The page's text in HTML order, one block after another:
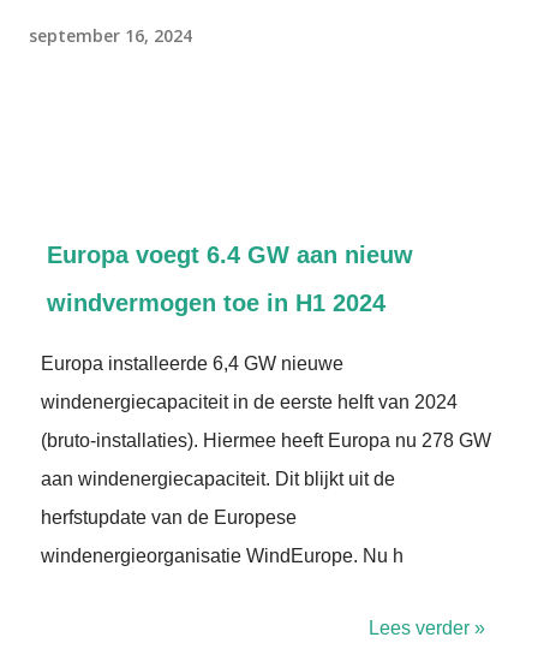
september 16, 2024
Europa voegt 6.4 GW aan nieuw
windvermogen toe in H1 2024
Europa installeerde 6,4 GW nieuwe
windenergiecapaciteit in de eerste helft van 2024
(bruto-installaties). Hiermee heeft Europa nu 278 GW
aan windenergiecapaciteit. Dit blijkt uit de
herfstupdate van de Europese
windenergieorganisatie WindEurope. Nu h
Lees verder »